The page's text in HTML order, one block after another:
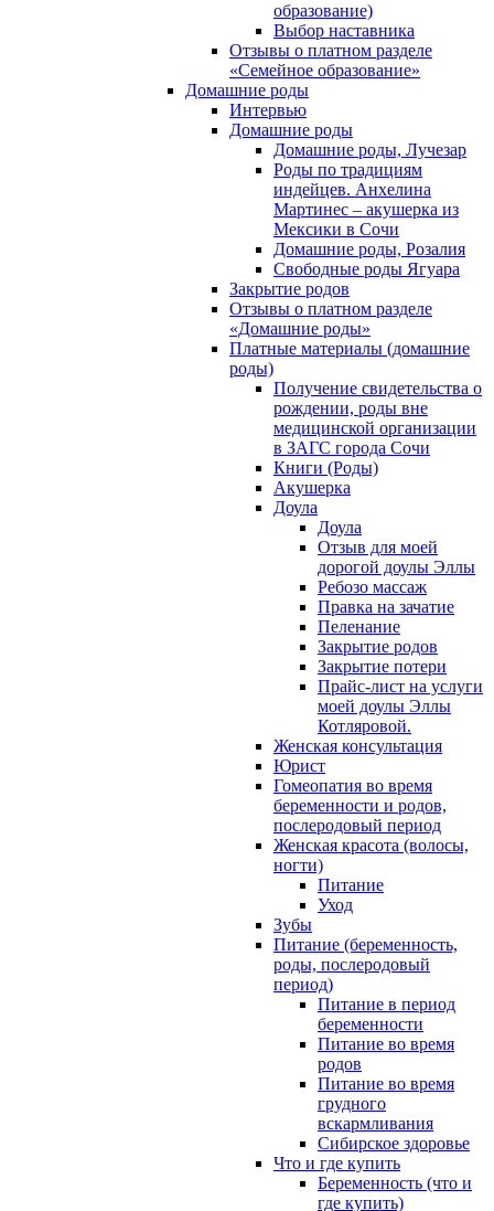
образование)
Выбор наставника
Отзывы о платном разделе
«Семейное образование»
Домашние роды
Интервью
Домашние роды
Домашние роды, Лучезар
Роды по традициям
индейцев. Анхелина
Мартинес – акушерка из
Мексики в Сочи
Домашние роды, Розалия
Свободные роды Ягуара
Закрытие родов
Отзывы о платном разделе
«Домашние роды»
Платные материалы (домашние
роды)
Получение свидетельства о
рождении, роды вне
медицинской организации
в ЗАГС города Сочи
Книги (Роды)
Акушерка
Доула
Доула
Отзыв для моей
дорогой доулы Эллы
Ребозо массаж
Правка на зачатие
Пеленание
Закрытие родов
Закрытие потери
Прайс-лист на услуги
моей доулы Эллы
Котляровой.
Женская консультация
Юрист
Гомеопатия во время
беременности и родов,
послеродовый период
Женская красота (волосы,
ногти)
Питание
Уход
Зубы
Питание (беременность,
роды, послеродовый
период)
Питание в период
беременности
Питание во время
родов
Питание во время
грудного
вскармливания
Сибирское здоровье
Что и где купить
Беременность (что и
где купить)